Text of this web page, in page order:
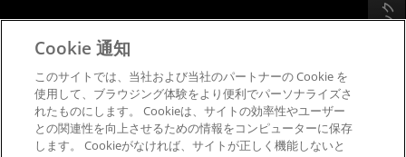
財務情報
取締役会
SEC 提出書類
プライバシー
商標
サプライ チェーンの透明性
公正でオープンな競争
フィードバック
Cookie 通知
このサイトでは、当社および当社のパートナーの Cookie を
使用して、ブラウジング体験をより便利でパーソナライズさ
れたものにします。 Cookieは、サイトの効率性やユーザー
との関連性を向上させるための情報をコンピューターに保存
します。 Cookieがなければ、サイトが正しく機能しないと